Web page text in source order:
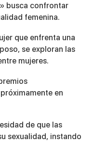
busca confrontar
femenina.
que enfrenta una
se exploran las
mujeres.
en
de que las
sexualidad, instando